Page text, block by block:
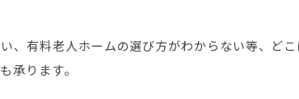
、有料老人ホームの選び方がわからない等、ど
承ります。